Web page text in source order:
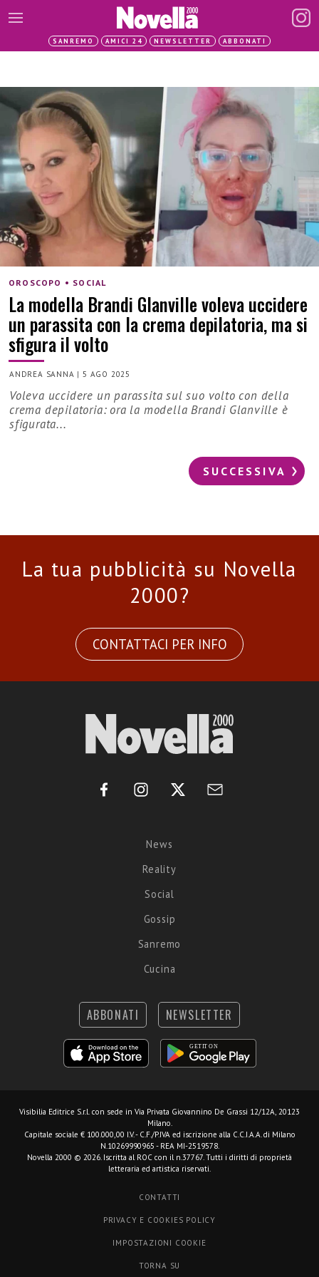
SANREMO AMICI 24 NEWSLETTER ABBONATI
OROSCOPO • SOCIAL
La modella Brandi Glanville voleva uccidere
un parassita con la crema depilatoria, ma si
sfigura il volto
ANDREA SANNA |5 AGO 2025
Voleva uccidere un parassita sul suo volto con della
crema depilatoria: ora la modella Brandi Glanville è
sfigurata...
SUCCESSIVA
La tua pubblicità su Novella
2000?
CONTATTACI PER INFO
News
Reality
Social
Gossip
Sanremo
Cucina
ABBONATI NEWSLETTER
Visibilia Editrice S.r.l. con sede in Via Privata Giovannino De Grassi 12/12A, 20123
Milano.
Capitale sociale € 100.000,00 I.V. - C.F./P.IVA ed iscrizione alla C.C.I.A.A. di Milano
N.10269990965 - REA MI-2519578.
Novella 2000 © 2026. Iscritta al ROC con il n.37767. Tutti i diritti di proprietà
letteraria ed artistica riservati.
CONTATTI
PRIVACY E COOKIES POLICY
IMPOSTAZIONI COOKIE
TORNA SU